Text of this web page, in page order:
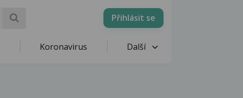
Přihlásit se
Koronavirus Další